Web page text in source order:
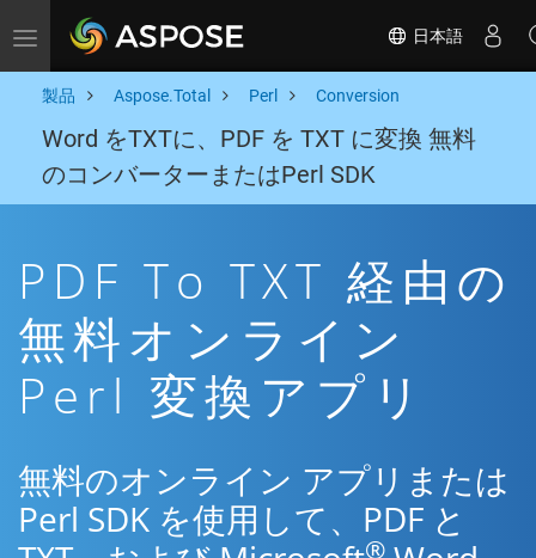
Toggle navigation 日本語
製品 Aspose.Total Perl Conversion
Word をTXTに、PDF を TXT に変換 無料
のコンバーターまたはPerl SDK
PDF To TXT 経由の
無料オンライン
Perl 変換アプリ
無料のオンライン アプリまたは
Perl SDK を使用して、PDF と
®